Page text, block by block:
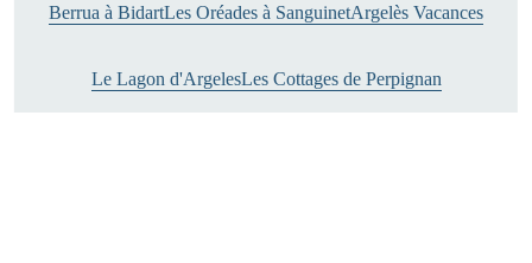
Berrua à BidartLes Oréades à SanguinetArgelès Vacances
Le Lagon d'ArgelesLes Cottages de Perpignan